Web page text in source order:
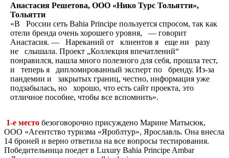
Анастасия Решетова, ООО «Нико Турс Тольятти»,
Тольятти
«В России сеть Bahia Principe пользуется спросом, так как
отели бренда очень хорошего уровня, — говорит
Анастасия. — Нареканий от клиентов я еще ни разу
не слышала. Проект „Коллекция впечатлений“
понравился, нашла много полезного для себя, прошла тест,
и теперь я дипломированный эксперт по бренду. Из-за
пандемии и закрытых границ, честно, информация уже
подзабылась, но хорошо, что есть сайт проекта, это
отличное пособие, чтобы все вспомнить».
1-е место безоговорочно присуждено Марине Матысюк,
ООО «Агентство туризма «Яроблтур», Ярославль. Она внесла
14 броней и верно ответила на все вопросы тестирования.
Победительница поедет в Luxury Bahia Principe Ambar